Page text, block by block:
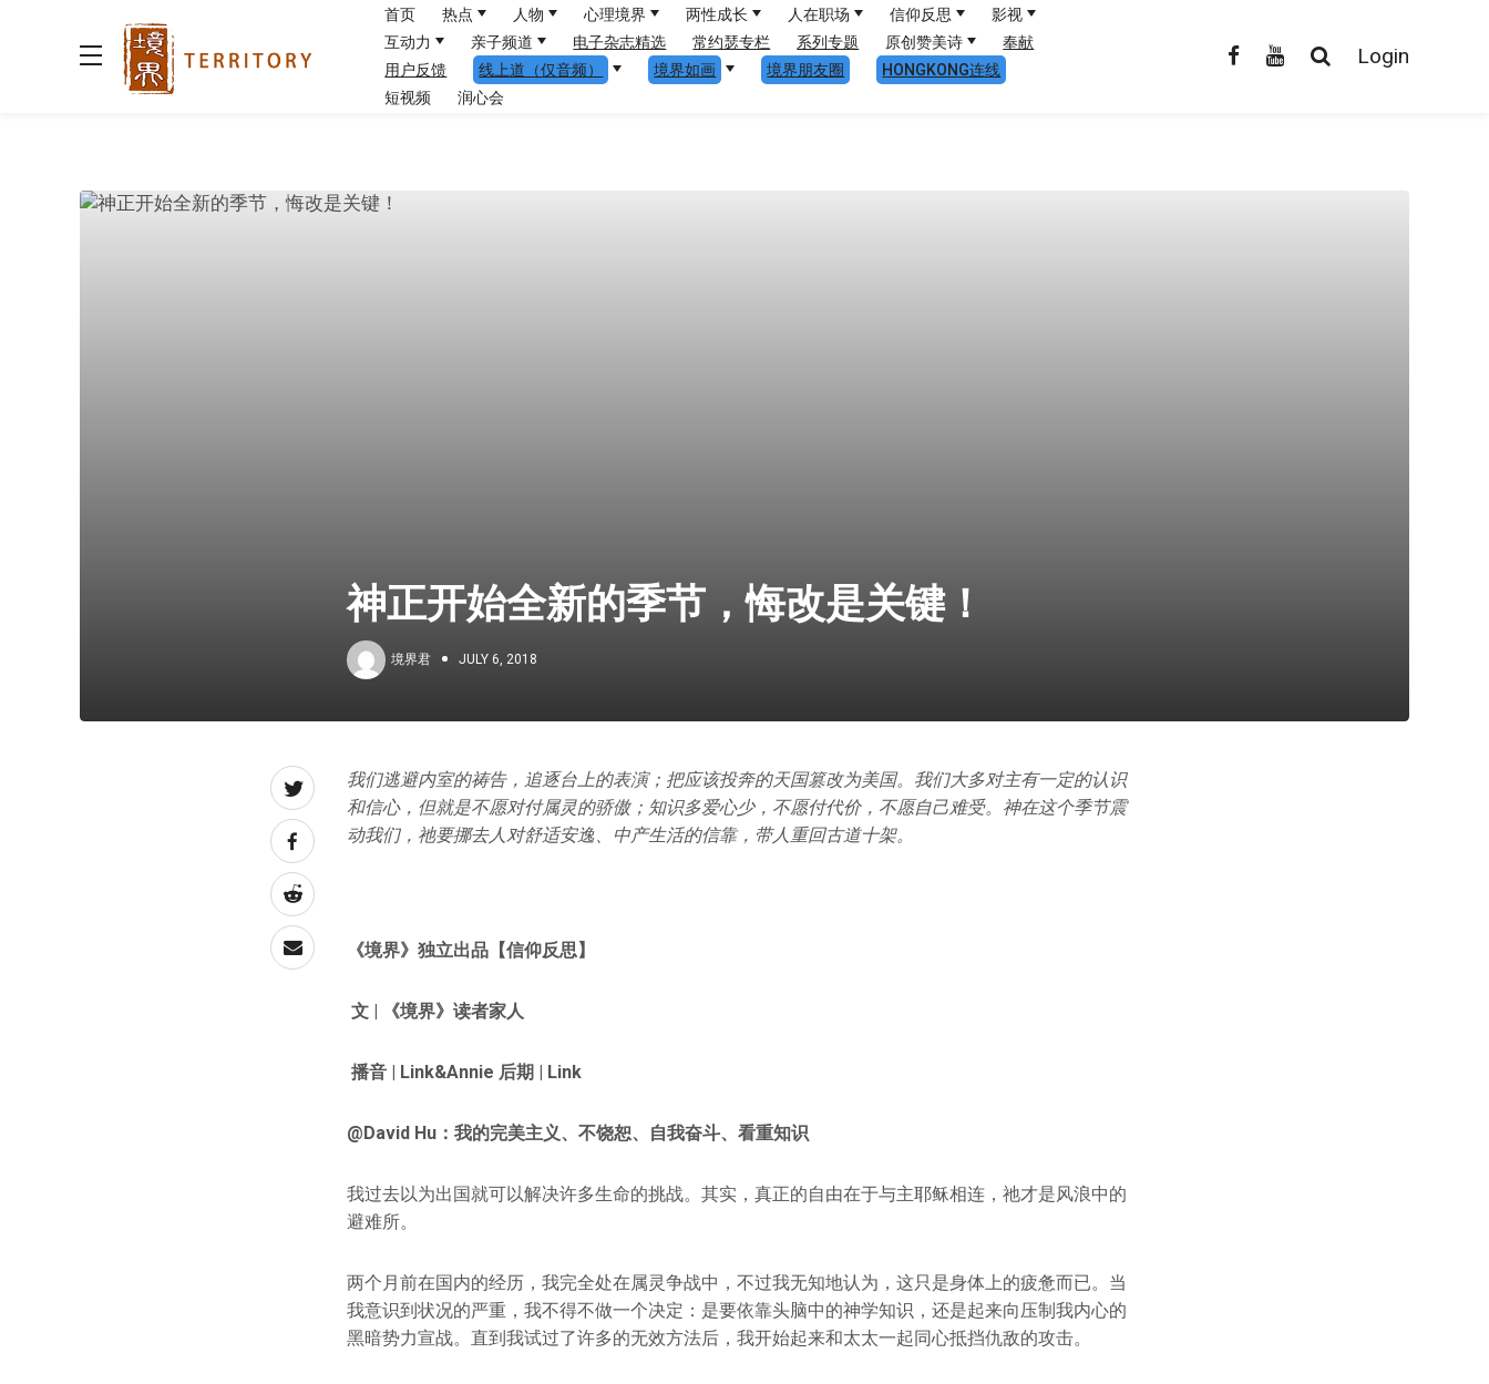
首页 热点 人物 心理境界 两性成长 人在职场 信仰反思
影视
互动力
亲子频道 电子杂志精选 常约瑟专栏 系列专题 原创赞美诗
奉献
用户反馈
线上道（仅音频） 境界如画 境界朋友圈
HONGKONG连线
短视频
润心会
Login
神正开始全新的季节，悔改是关键！
境界君 JULY 6, 2018
我们逃避内室的祷告，追逐台上的表演；把应该投奔的天国篡改为美国。我们大多对主有一定的认识
和信心，但就是不愿对付属灵的骄傲；知识多爱心少，不愿付代价，不愿自己难受。神在这个季节震
动我们，祂要挪去人对舒适安逸、中产生活的信靠，带人重回古道十架。
《境界》独立出品【信仰反思】
文 | 《境界》读者家人
播音 | Link&Annie 后期 | Link
@David Hu：我的完美主义、不饶恕、自我奋斗、看重知识
我过去以为出国就可以解决许多生命的挑战。其实，真正的自由在于与主耶稣相连，祂才是风浪中的
避难所。
两个月前在国内的经历，我完全处在属灵争战中，不过我无知地认为，这只是身体上的疲惫而已。当
我意识到状况的严重，我不得不做一个决定：是要依靠头脑中的神学知识，还是起来向压制我内心的
黑暗势力宣战。直到我试过了许多的无效方法后，我开始起来和太太一起同心抵挡仇敌的攻击。